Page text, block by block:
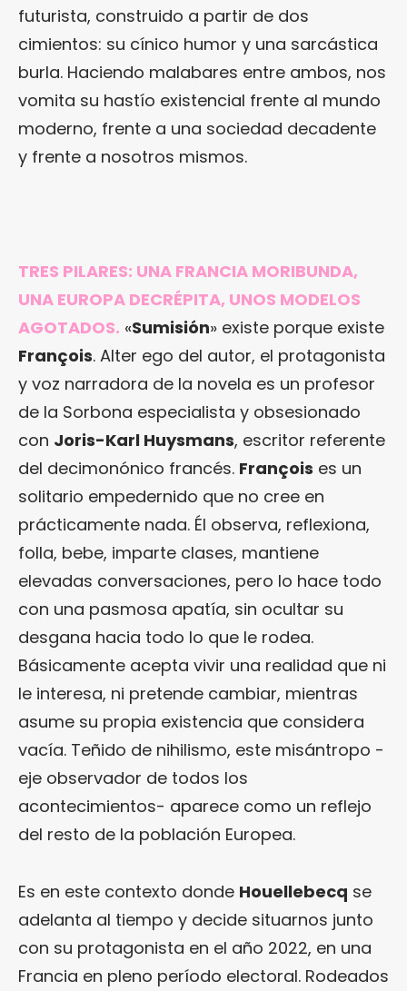
futurista, construido a partir de dos
cimientos: su cínico humor y una sarcástica
burla. Haciendo malabares entre ambos, nos
vomita su hastío existencial frente al mundo
moderno, frente a una sociedad decadente
y frente a nosotros mismos.
TRES PILARES: UNA FRANCIA MORIBUNDA,
UNA EUROPA DECRÉPITA, UNOS MODELOS
AGOTADOS. «Sumisión» existe porque existe
François. Alter ego del autor, el protagonista
y voz narradora de la novela es un profesor
de la Sorbona especialista y obsesionado
con Joris-Karl Huysmans, escritor referente
del decimonónico francés. François es un
solitario empedernido que no cree en
prácticamente nada. Él observa, reflexiona,
folla, bebe, imparte clases, mantiene
elevadas conversaciones, pero lo hace todo
con una pasmosa apatía, sin ocultar su
desgana hacia todo lo que le rodea.
Básicamente acepta vivir una realidad que ni
le interesa, ni pretende cambiar, mientras
asume su propia existencia que considera
vacía. Teñido de nihilismo, este misántropo -
eje observador de todos los
acontecimientos- aparece como un reflejo
del resto de la población Europea.
Es en este contexto donde Houellebecq se
adelanta al tiempo y decide situarnos junto
con su protagonista en el año 2022, en una
Francia en pleno período electoral. Rodeados